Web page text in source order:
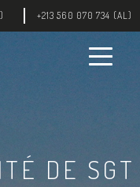
+213 560 070 734 (AL)
DE SGT